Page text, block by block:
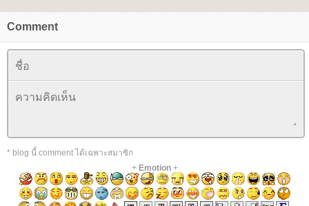
Comment
* blog นี้ comment ได้เฉพาะสมาชิก
+ Emotion+